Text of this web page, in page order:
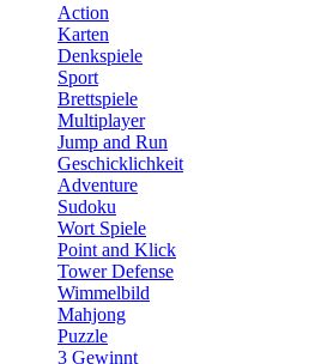
Action
Karten
Denkspiele
Sport
Brettspiele
Multiplayer
Jump and Run
Geschicklichkeit
Adventure
Sudoku
Wort Spiele
Point and Klick
Tower Defense
Wimmelbild
Mahjong
Puzzle
3 Gewinnt